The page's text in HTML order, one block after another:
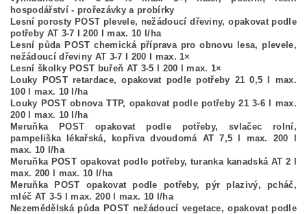
hospodářství - prořezávky a probírky
Lesní porosty POST plevele, nežádoucí dřeviny, opakovat podle
potřeby AT 3-7 l 200 l max. 10 l/ha
Lesní půda POST chemická příprava pro obnovu lesa, plevele,
nežádoucí dřeviny AT 3-7 l 200 l max. 1×
Lesní školky POST buřeň AT 3-5 l 200 l max. 1×
Louky POST retardace, opakovat podle potřeby 21 0,5 l max.
100 l max. 10 l/ha
Louky POST obnova TTP, opakovat podle potřeby 21 3-6 l max.
200 l max. 10 l/ha
Meruňka POST opakovat podle potřeby, svlačec rolní,
pampeliška lékařská, kopřiva dvoudomá AT 7,5 l max. 200 l
max. 10 l/ha
Meruňka POST opakovat podle potřeby, turanka kanadská AT 2 l
max. 200 l max. 10 l/ha
Meruňka POST opakovat podle potřeby, pýr plazivý, pcháč,
mléč AT 3-5 l max. 200 l max. 10 l/ha
Nezemědělská půda POST nežádoucí vegetace, opakovat podle